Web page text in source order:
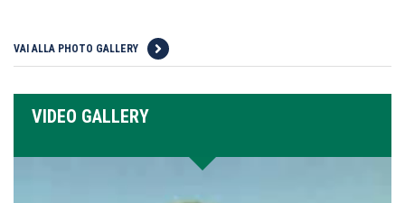
VAI ALLA PHOTO GALLERY
VIDEO GALLERY